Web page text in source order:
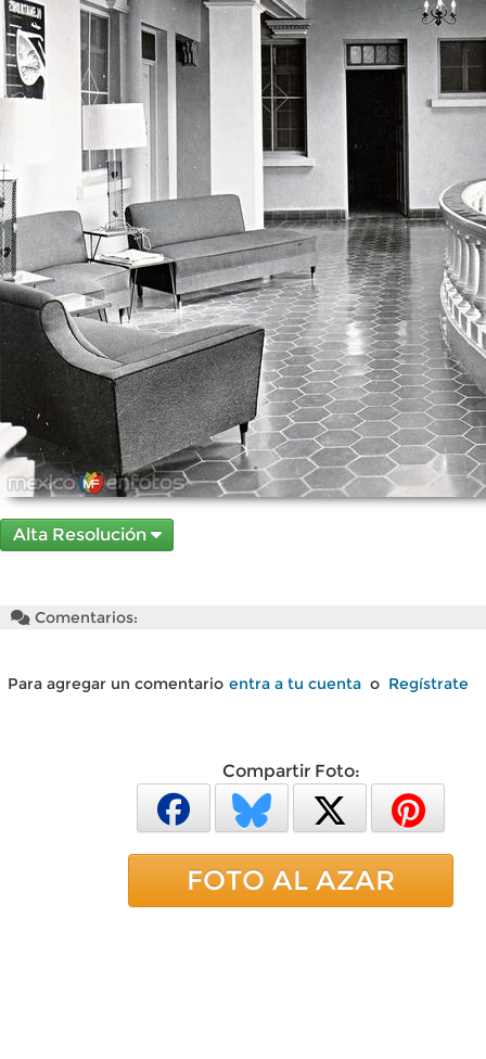
Alta Resolución
Comentarios:
Para agregar un comentario entra a tu cuenta o Regístrate
Compartir Foto:
FOTO AL AZAR